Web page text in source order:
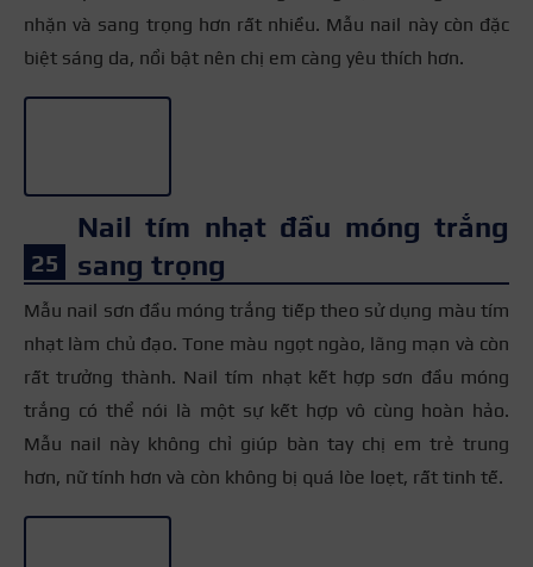
nhặn và sang trọng hơn rất nhiều. Mẫu nail này còn đặc
biệt sáng da, nổi bật nên chị em càng yêu thích hơn.
Nail tím nhạt đầu móng trắng
sang trọng
Mẫu nail sơn đầu móng trắng tiếp theo sử dụng màu tím
nhạt làm chủ đạo. Tone màu ngọt ngào, lãng mạn và còn
rất trưởng thành. Nail tím nhạt kết hợp sơn đầu móng
trắng có thể nói là một sự kết hợp vô cùng hoàn hảo.
Mẫu nail này không chỉ giúp bàn tay chị em trẻ trung
hơn, nữ tính hơn và còn không bị quá lòe loẹt, rất tinh tế.
+3